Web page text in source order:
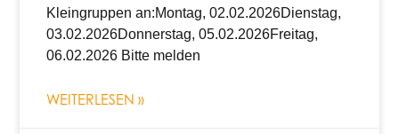
Kleingruppen an:Montag, 02.02.2026Dienstag,
03.02.2026Donnerstag, 05.02.2026Freitag,
06.02.2026 Bitte melden
WEITERLESEN »